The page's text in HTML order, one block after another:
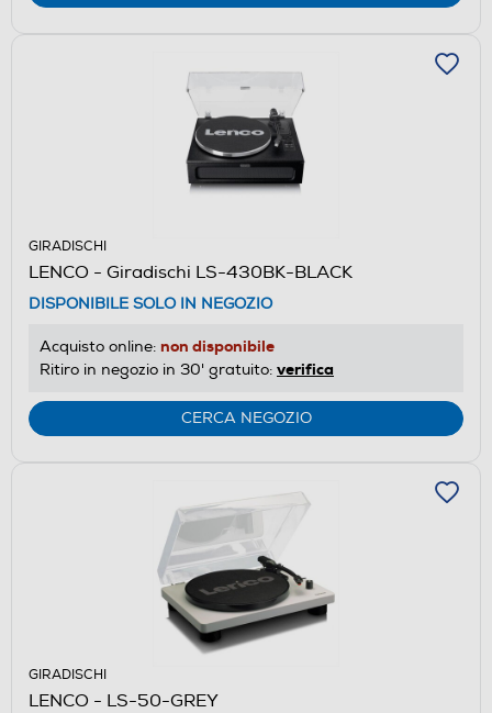
GIRADISCHI
LENCO - Giradischi LS-430BK-BLACK
DISPONIBILE SOLO IN NEGOZIO
Acquisto online: non disponibile
Ritiro in negozio in 30' gratuito: verifica
CERCA NEGOZIO
GIRADISCHI
LENCO - LS-50-GREY